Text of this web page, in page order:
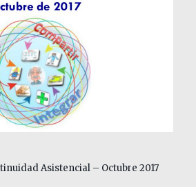
Asistencial – Octubre 2017